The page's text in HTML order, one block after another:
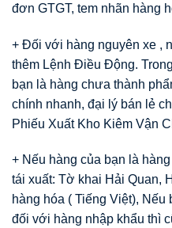
đơn GTGT, tem nhãn hàng
+ Đối với hàng nguyên xe ,
thêm Lệnh Điều Động.
bạn là hàng chưa thành
chính nhanh, đại lý bán lẻ
Phiếu Xuất Kho Kiêm Vận
+ Nếu hàng của bạn là
tái xuất: Tờ khai Hải Quan,
hàng hóa ( Tiếng Việt),
đối với hàng nhập khẩu thì